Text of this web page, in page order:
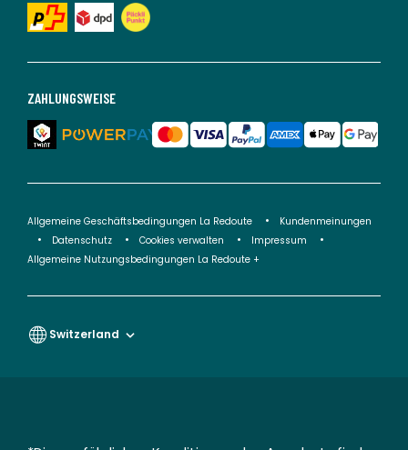
ZAHLUNGSWEISE
Allgemeine Geschäftsbedingungen La Redoute
Kundenmeinungen
Datenschutz
Cookies verwalten
Impressum
Allgemeine Nutzungsbedingungen La Redoute +
Switzerland